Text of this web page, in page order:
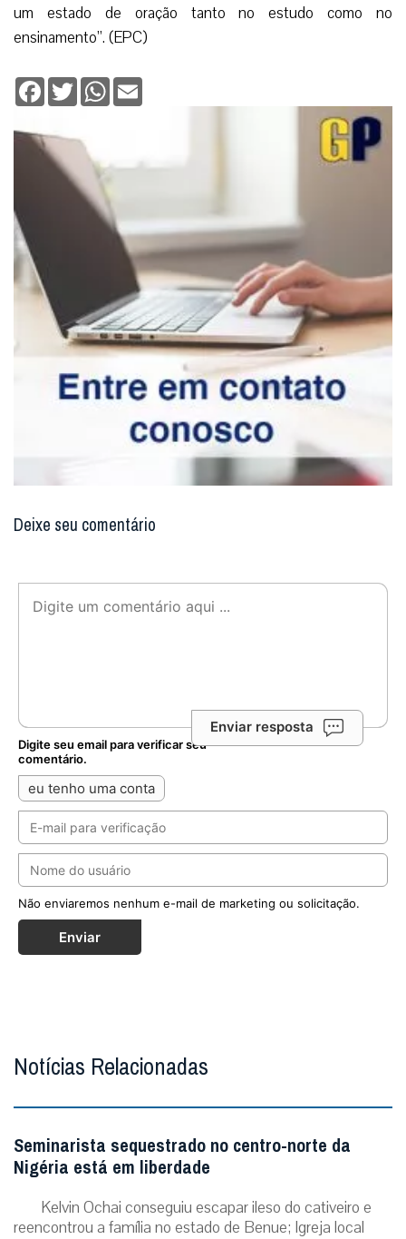
um estado de oração tanto no estudo como no
ensinamento”. (EPC)
Facebook
TwitterWhatsApp
Deixe seu comentário
Enviar resposta
Digite seu email para verificar seu
comentário.
eu tenho uma conta
Não enviaremos nenhum e-mail de marketing ou solicitação.
Enviar
Notícias Relacionadas
Seminarista sequestrado no centro-norte da
Nigéria está em liberdade
Kelvin Ochai conseguiu escapar ileso do cativeiro e
reencontrou a família no estado de Benue; Igreja local